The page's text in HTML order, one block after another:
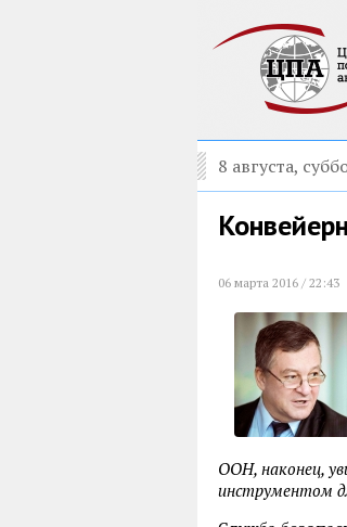
8 августа,
06 марта 2016 / 22:43
ООН, наконец,
инструментом